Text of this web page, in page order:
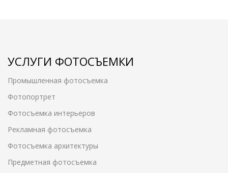
УСЛУГИ ФОТОСЪЕМКИ
Промышленная фотосъемка
Фотопортрет
Фотосъемка интерьеров
Рекламная фотосъемка
Фотосъемка архитектуры
Предметная фотосъемка